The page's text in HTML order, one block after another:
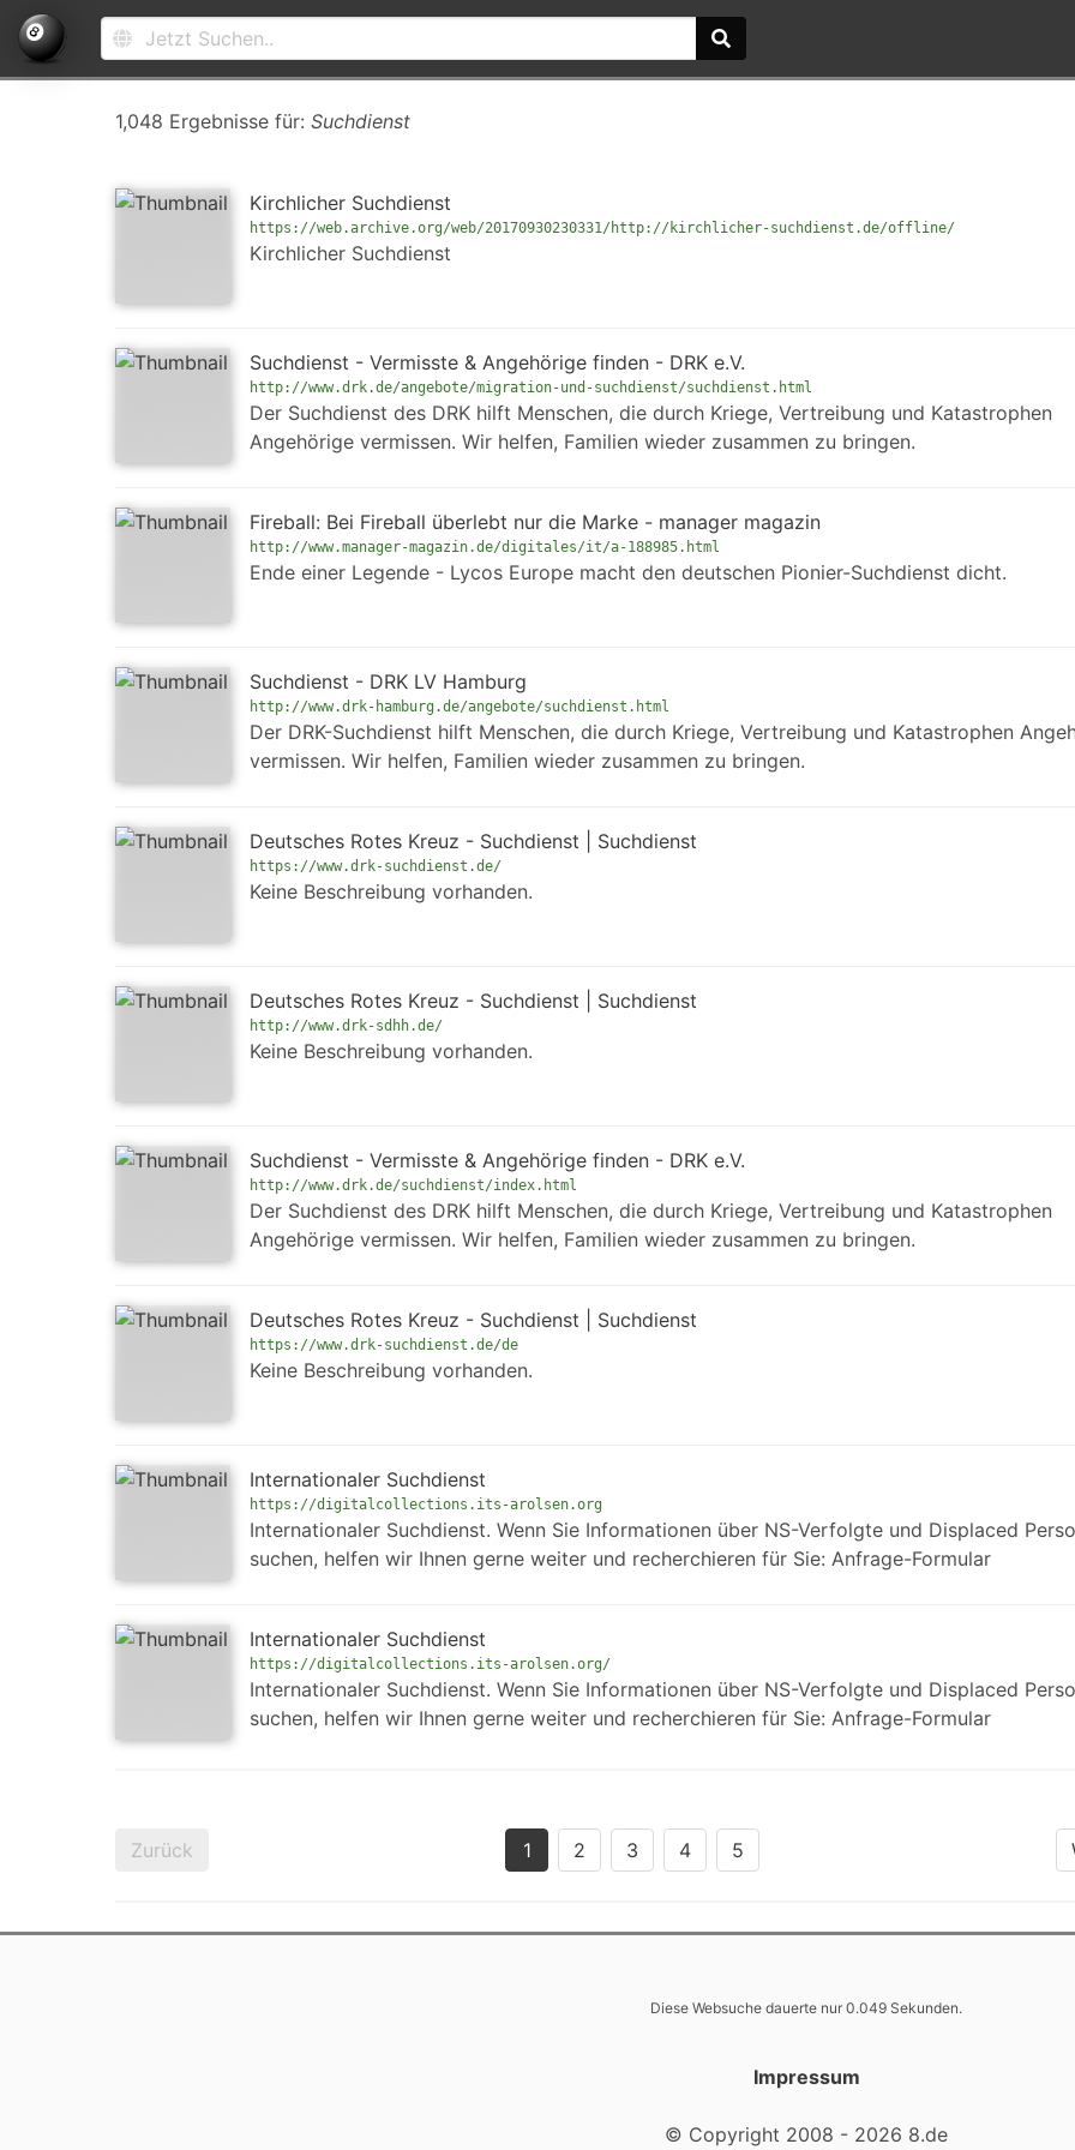
1,048 Ergebnisse für: Suchdienst
Kirchlicher Suchdienst
https://web.archive.org/web/20170930230331/http://kirchlicher-suchdienst.de/offline/
Kirchlicher Suchdienst
Suchdienst - Vermisste & Angehörige finden - DRK e.V.
http://www.drk.de/angebote/migration-und-suchdienst/suchdienst.html
Der Suchdienst des DRK hilft Menschen, die durch Kriege, Vertreibung und Katastrophen
Angehörige vermissen. Wir helfen, Familien wieder zusammen zu bringen.
Fireball: Bei Fireball überlebt nur die Marke - manager magazin
http://www.manager-magazin.de/digitales/it/a-188985.html
Ende einer Legende - Lycos Europe macht den deutschen Pionier-Suchdienst dicht.
Suchdienst - DRK LV Hamburg
http://www.drk-hamburg.de/angebote/suchdienst.html
Der DRK-Suchdienst hilft Menschen, die durch Kriege, Vertreibung und Katastrophen
vermissen. Wir helfen, Familien wieder zusammen zu bringen.
Deutsches Rotes Kreuz - Suchdienst | Suchdienst
https://www.drk-suchdienst.de/
Keine Beschreibung vorhanden.
Deutsches Rotes Kreuz - Suchdienst | Suchdienst
http://www.drk-sdhh.de/
Keine Beschreibung vorhanden.
Suchdienst - Vermisste & Angehörige finden - DRK e.V.
http://www.drk.de/suchdienst/index.html
Der Suchdienst des DRK hilft Menschen, die durch Kriege, Vertreibung und Katastrophen
Angehörige vermissen. Wir helfen, Familien wieder zusammen zu bringen.
Deutsches Rotes Kreuz - Suchdienst | Suchdienst
https://www.drk-suchdienst.de/de
Keine Beschreibung vorhanden.
Internationaler Suchdienst
https://digitalcollections.its-arolsen.org
Internationaler Suchdienst. Wenn Sie Informationen über NS-Verfolgte und Displaced
suchen, helfen wir Ihnen gerne weiter und recherchieren für Sie: Anfrage-Formular
Internationaler Suchdienst
https://digitalcollections.its-arolsen.org/
Internationaler Suchdienst. Wenn Sie Informationen über NS-Verfolgte und Displaced
suchen, helfen wir Ihnen gerne weiter und recherchieren für Sie: Anfrage-Formular
Zurück 1 2 3 4 5
Diese Websuche dauerte nur 0.049 Sekunden.
Impressum
© Copyright 2008 - 2026 8.de